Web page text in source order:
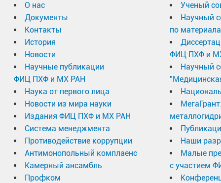
О нас
Документы
Контакты
История
Новости
Научные публикации
ФИЦ ПХФ и МХ РАН
Наука от первого лица
Новости из мира науки
Издания ФИЦ ПХФ и МХ РАН
Система менеджмента
Противодействие коррупции
Антимонопольный комплаенс
Камерный ансамбль
Профком
Ученый
Научный
по
ФИЦ ПХФ и
Научный
Наши
Малые
с участием